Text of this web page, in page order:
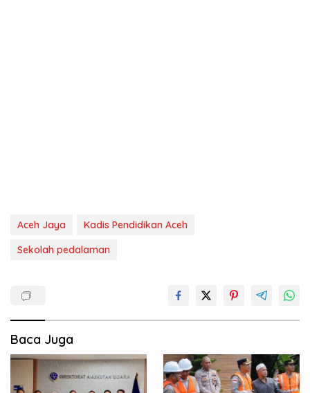
Aceh Jaya
Kadis Pendidikan Aceh
Sekolah pedalaman
Baca Juga